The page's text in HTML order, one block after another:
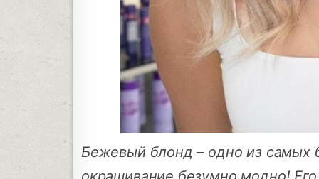
Бежевый блонд – одно из самых